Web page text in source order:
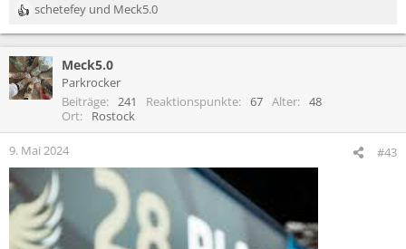
R
e
k
t
i
n
:
schetefey und Meck5.0
Meck5.0
Parkrocker
Beiträge
241 Reaktionspunkte 67 Alter
48
Ort
Rostock
9. Mai 2024 #43